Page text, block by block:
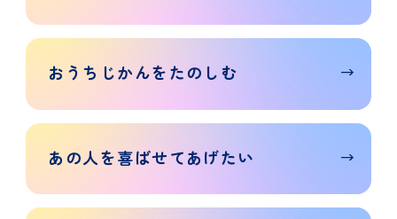
おうち じかんをたのしむ
あの人を喜ばせてあげたい